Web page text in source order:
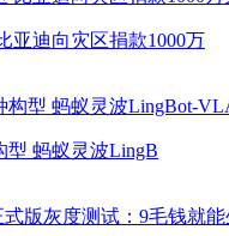
亚迪向灾区捐款1000万
型 蚂蚁灵波LingB